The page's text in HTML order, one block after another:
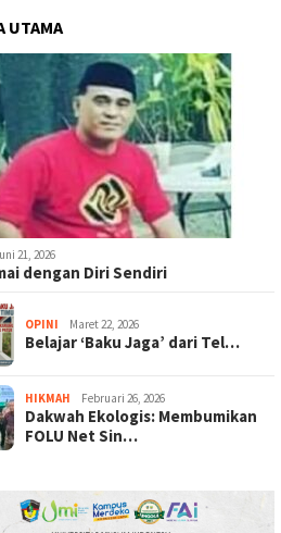
UTAMA
21, 2026
dengan Diri Sendiri
OPINI Maret 22, 2026
Belajar ‘Baku Jaga’ dari Tel…
HIKMAH Februari 26, 2026
Dakwah Ekologis: Membumikan
FOLU Net Sin…